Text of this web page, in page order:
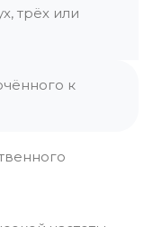
трёх или
к